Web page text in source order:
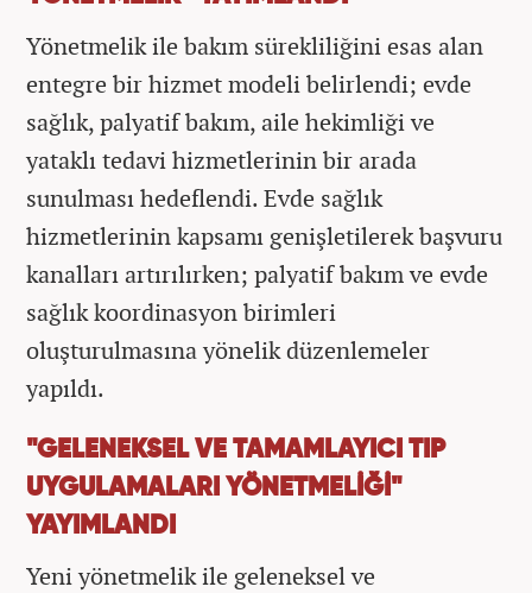
Yönetmelik ile bakım sürekliliğini esas alan
entegre bir hizmet modeli belirlendi; evde
sağlık, palyatif bakım, aile hekimliği ve
yataklı tedavi hizmetlerinin bir arada
sunulması hedeflendi. Evde sağlık
hizmetlerinin kapsamı genişletilerek başvuru
kanalları artırılırken; palyatif bakım ve evde
sağlık koordinasyon birimleri
oluşturulmasına yönelik düzenlemeler
yapıldı.
"GELENEKSEL VE TAMAMLAYICI TIP
UYGULAMALARI YÖNETMELİĞİ"
YAYIMLANDI
Yeni yönetmelik ile geleneksel ve